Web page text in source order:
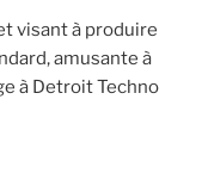
visant à produire
amusante à
à Detroit Techno